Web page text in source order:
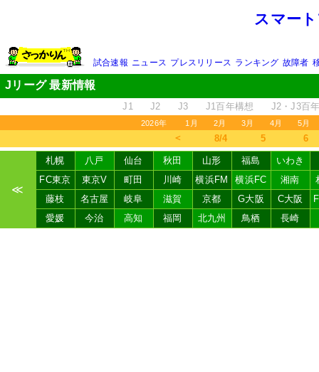
スマー
試合速報 ニュース プレスリリース ランキング 故障者
Jリーグ 最新情報
J1 J2 J3 J1百年構想 J2・J3百
2026年 1月 2月 3月 4月 5月
＜ 8/4 5 6
≪
札幌 八戸 仙台 秋田 山形 福島
いわき
FC東京
東京V 町田 川崎 横浜FM 横浜FC 湘南
藤枝
名古屋 岐阜 滋賀 京都 G大阪 C大阪
愛媛
今治 高知 福岡 北九州 鳥栖 長崎